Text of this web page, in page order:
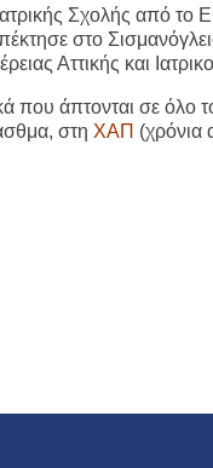
Σχολής από
στο
Αττικής και
που άπτονται σε
στη ΧΑΠ (χρόνια